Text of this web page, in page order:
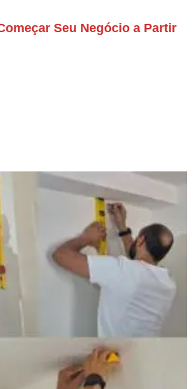
Seu Negócio a Partir